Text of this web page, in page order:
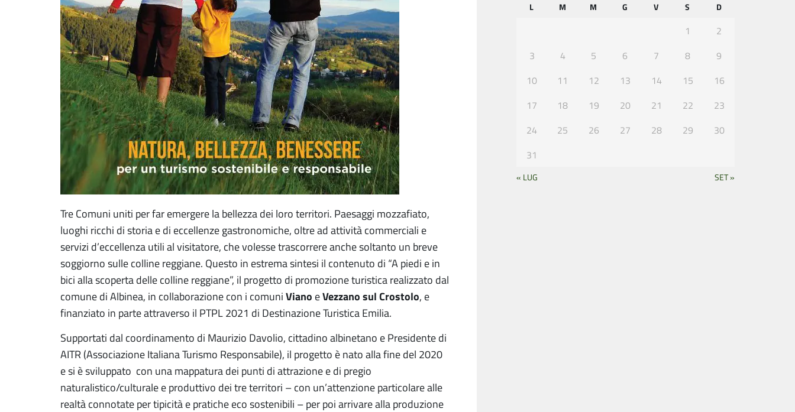
Tre Comuni uniti per far emergere la bellezza dei loro territori. Paesaggi mozzafiato,
luoghi ricchi di storia e di eccellenze gastronomiche, oltre ad attività commerciali e
servizi d’eccellenza utili al visitatore, che volesse trascorrere anche soltanto un breve
soggiorno sulle colline reggiane. Questo in estrema sintesi il contenuto di “A piedi e in
bici alla scoperta delle colline reggiane”, il progetto di promozione turistica realizzato dal
comune di Albinea, in collaborazione con i comuni Viano eVezzano sul Crostolo, e
finanziato in parte attraverso il PTPL 2021 di Destinazione Turistica Emilia.
Supportati dal coordinamento di Maurizio Davolio, cittadino albinetano e Presidente di
AITR (Associazione Italiana Turismo Responsabile), il progetto è nato alla fine del 2020
e si è sviluppato con una mappatura dei punti di attrazione e di pregio
naturalistico/culturale e produttivo dei tre territori – con un’attenzione particolare alle
realtà connotate per tipicità e pratiche eco sostenibili – per poi arrivare alla produzione
L M M G V S D
1
2
3
4 5 6 7 8
9
10
11 12 13 14 15
16
17
18 19 20 21 22
23
24
25 26 27 28 29
30
31
« LUG SET »